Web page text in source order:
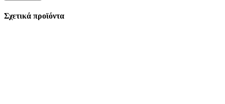
Σχετικά προϊόντα